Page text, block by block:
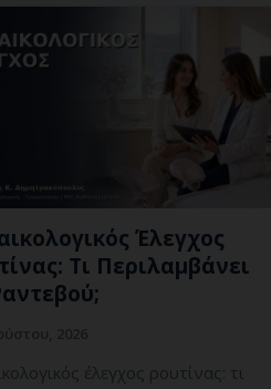
Έλεγχος
Τι Περιλαμβάνει
έλεγχος ρουτίνας: τι